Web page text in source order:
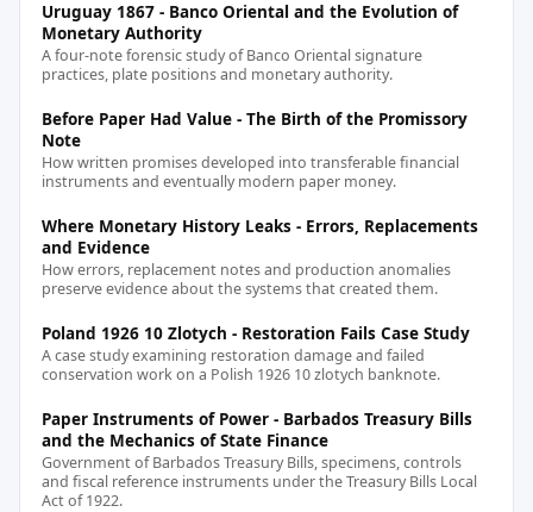
Uruguay 1867 - Banco Oriental and the Evolution of
Monetary Authority
A four-note forensic study of Banco Oriental signature
practices, plate positions and monetary authority.
Before Paper Had Value - The Birth of the Promissory
Note
How written promises developed into transferable financial
instruments and eventually modern paper money.
Where Monetary History Leaks - Errors, Replacements
and Evidence
How errors, replacement notes and production anomalies
preserve evidence about the systems that created them.
Poland 1926 10 Zlotych - Restoration Fails Case Study
A case study examining restoration damage and failed
conservation work on a Polish 1926 10 zlotych banknote.
Paper Instruments of Power - Barbados Treasury Bills
and the Mechanics of State Finance
Government of Barbados Treasury Bills, specimens, controls
and fiscal reference instruments under the Treasury Bills Local
Act of 1922.